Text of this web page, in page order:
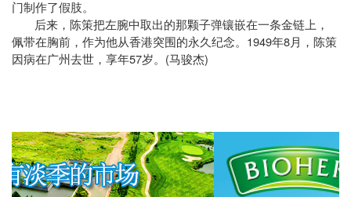
门制作了假肢。
后来，陈策把左腕中取出的那颗子弹镶嵌在一条金链上，
佩带在胸前，作为他从香港突围的永久纪念。 1949年8月，陈策
因病在广州去世，享年57岁。 (马骏杰)